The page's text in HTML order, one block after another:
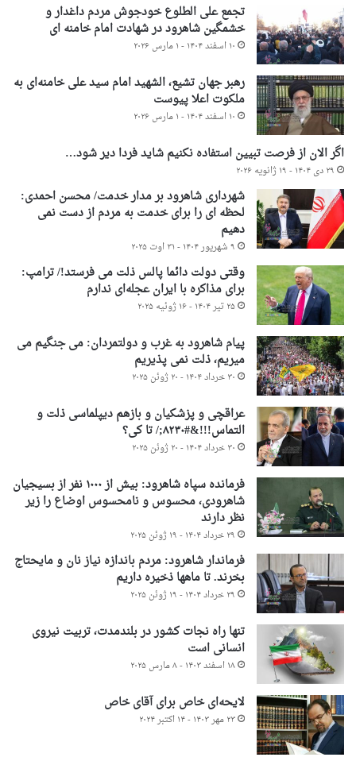
تجمع علی الطلوع خودجوش مردم داغدار و
خشمگین شاهرود در شهادت امام خامنه ای
۱۰ اسفند ۱۴۰۴ - ۱ مارس ۲۰۲۶
رهبر جهان تشیع، الشهید امام سید علی خامنه‌ای به
ملکوت اعلا پیوست
۱۰ اسفند ۱۴۰۴ - ۱ مارس ۲۰۲۶
اگر الان از فرصت تبیین استفاده نکنیم شاید فردا دیر شود…
۲۹ دی ۱۴۰۴ - ۱۹ ژانویه ۲۰۲۶
شهرداری شاهرود بر مدار خدمت/ محسن احمدی:
لحظه ای را برای خدمت به مردم از دست نمی
دهیم
۹ شهریور ۱۴۰۴ - ۳۱ اوت ۲۰۲۵
وقتی دولت دائما پالس ذلت می فرستد!/ ترامپ:
برای مذاکره با ایران عجله‌ای ندارم
۲۵ تیر ۱۴۰۴ - ۱۶ ژوئیه ۲۰۲۵
پیام شاهرود به غرب و دولتمردان: می جنگیم می
میریم، ذلت نمی پذیریم
۳۰ خرداد ۱۴۰۴ - ۲۰ ژوئن ۲۰۲۵
عراقچی و پزشکیان و بازهم دیپلماسی ذلت و
التماس!!!&#۸۲۳۰;/ تا کی؟
۳۰ خرداد ۱۴۰۴ - ۲۰ ژوئن ۲۰۲۵
فرمانده سپاه شاهرود: بیش از ۱۰۰۰ نفر از بسیجیان
شاهرودی، محسوس و نامحسوس اوضاع را زیر
نظر دارند
۲۹ خرداد ۱۴۰۴ - ۱۹ ژوئن ۲۰۲۵
فرماندار شاهرود: مردم باندازه نیاز نان و مایحتاج
بخرند. تا ماهها ذخیره داریم
۲۹ خرداد ۱۴۰۴ - ۱۹ ژوئن ۲۰۲۵
تنها راه نجات کشور در بلندمدت، تربیت نیروی
انسانی است
۱۸ اسفند ۱۴۰۳ - ۸ مارس ۲۰۲۵
لایحه‌ای خاص برای آقای خاص
۲۳ مهر ۱۴۰۳ - ۱۴ اکتبر ۲۰۲۴